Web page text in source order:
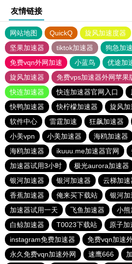
友情链接
网站地图 QuickQ 旋风加速度器
坚果加速器
tiktok加速器
狗急加
免费vqn外网加速
小蓝鸟 优途加
旋风加速器
免费vps加速器外网苹果
快连加速器
快连加速器官网入口
快鸭加速器
快柠檬加速器 旋风加
软件中心
雷霆加速 狂飙加速器
小美vpn
小美加速器 海鸥加速器
海鸥加速器
ikuuu.me加速器官网
加速器试用3小时
极光aurora加速器
银河加速器
银河加速器 云梯加速
香蕉加速器
俺来买下载站 银河加
加速器试用一天
飞鱼加速器 小熊
白鲸加速器
T0023下载站 原子加
instagram免费加速器
免费vqn加速
永久免费vqn加速外网
速鹰666